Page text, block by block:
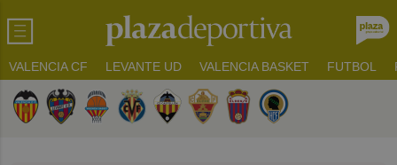
VALENCIA CF LEVANTE UD VALENCIA BASKET FUTBOL